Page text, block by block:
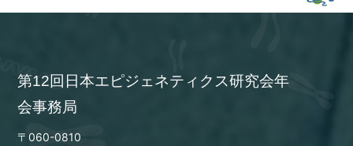
第12回日本エピジェネティクス研究会年
会事務局
〒060-0810